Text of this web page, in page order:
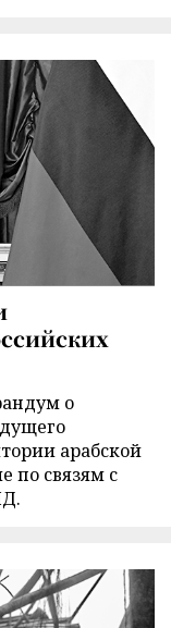
о
арабской
по связям с